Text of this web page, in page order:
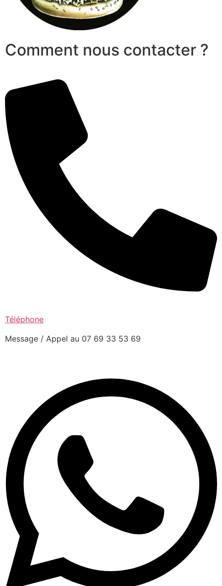
Comment nous contacter ?
Téléphone
Message / Appel au 07 69 33 53 69